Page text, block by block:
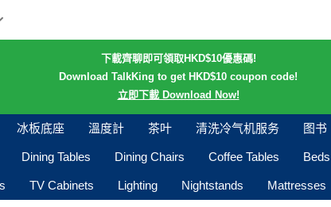
下載齊聊即可領取HKD$10優惠碼!
Download TalkKing to get HKD$10 coupon code!
立即下載 Download Now!
冰板底座 溫度計 茶叶 清洗冷气机服务 图书
Dining Tables Dining Chairs Coffee Tables Beds
TV Cabinets Lighting Nightstands Mattresses